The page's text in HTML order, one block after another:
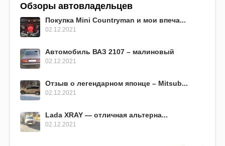
Обзоры автовладельцев
Покупка Mini Countryman и мои впеча...
02.12.2021
Автомобиль ВАЗ 2107 – малиновый
02.12.2021
Отзыв о легендарном японце – Mitsub...
02.12.2021
Lada XRAY — отличная альтерна...
02.12.2021